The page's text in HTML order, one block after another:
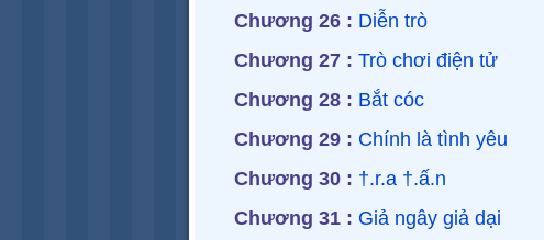
Chương 26 : Diễn trò
Chương 27 : Trò chơi điện tử
Chương 28 : Bắt cóc
Chương 29 : Chính là tình yêu
Chương 30 : †.r.a †.ấ.n
Chương 31 : Giả ngây giả dại